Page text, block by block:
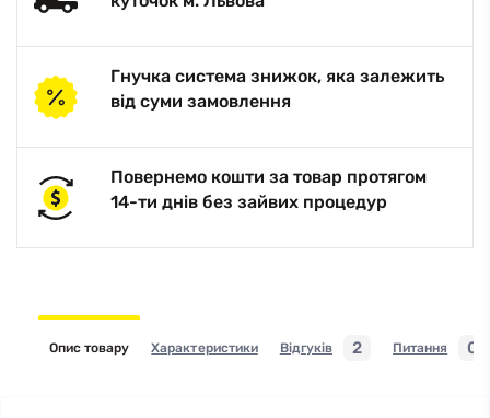
Гнучка система знижок, яка залежить
від суми замовлення
Повернемо кошти за товар протягом
14-ти днів без зайвих процедур
Опис товару Характеристики Відгуків 2 Питання 0